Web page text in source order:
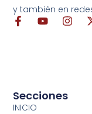
Secciones
INICIO
y también en